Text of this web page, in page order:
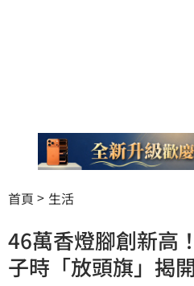
首頁 生活
46萬香燈腳創新高
子時「放頭旗」揭